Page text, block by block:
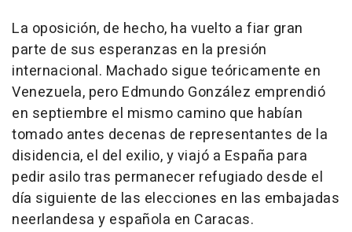
La oposición, de hecho, ha vuelto a fiar gran
parte de sus esperanzas en la presión
internacional. Machado sigue teóricamente en
Venezuela, pero Edmundo González emprendió
en septiembre el mismo camino que habían
tomado antes decenas de representantes de la
disidencia, el del exilio, y viajó a España para
pedir asilo tras permanecer refugiado desde el
día siguiente de las elecciones en las embajadas
neerlandesa y española en Caracas.